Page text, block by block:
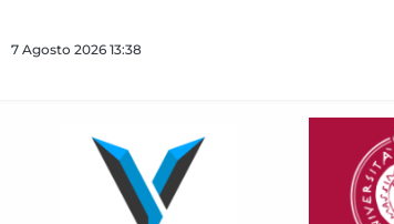
7 Agosto 2026 13:38